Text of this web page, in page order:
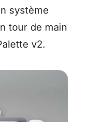
système
tour de main
v2.